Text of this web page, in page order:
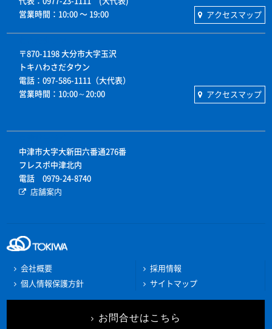
営業時間：10:00 〜 19:00
アクセスマップ
〒870-1198 大分市大字玉沢
トキハわさだタウン
電話：097-586-1111（大代表）
営業時間：10:00～20:00
アクセスマップ
中津市大字大新田六番通276番
フレスポ中津北内
電話 0979-24-8740
店舗案内
会社概要
採用情報
個人情報保護方針
サイトマップ
お問合せはこちら